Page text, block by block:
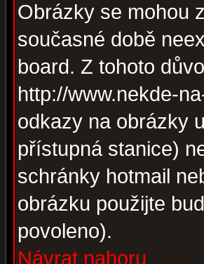
Obrázky se mohou
současné době
board. Z tohoto
http://www.nekde-
odkazy na obrázky
přístupná stanice)
schránky hotmail
obrázku použijte
povoleno).
Návrat nahoru